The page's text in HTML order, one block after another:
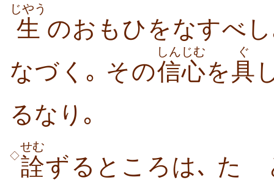
生
じやう
のおもひをなすべ
なづく｡ その信心
しんじむ
を具
ぐ
るなり｡
◇詮
せむ
ずるところは､ た